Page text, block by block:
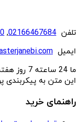
تلفن 02166467684
,
ایمیل
ما 24
این متن به پیکربندی
راهنمای خرید